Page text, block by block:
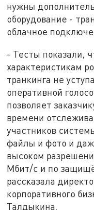
нужны
оборудование -
облачное
- Тесты показали,
характеристикам
транкинга не
оперативной
позволяет
времени
участников
файлы и фото и
высоком
Мбит/с и по
рассказала
корпоративного
Талдыкина.